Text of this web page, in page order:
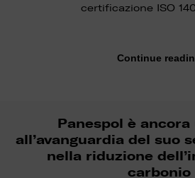
certificazione ISO
Continue
Panespol è ancora
all’avanguardia del suo
nella riduzione
carbonio